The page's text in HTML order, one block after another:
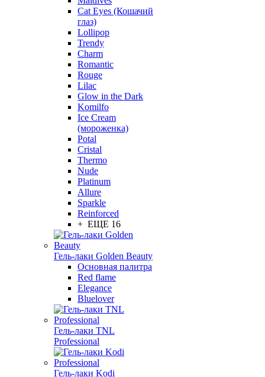
Cat Eyes (Кошачий
глаз)
Lollipop
Trendy
Charm
Romantic
Rouge
Lilac
Glow in the Dark
Komilfo
Ice Cream
(мороженка)
Potal
Cristal
Thermo
Nude
Platinum
Allure
Sparkle
Reinforced
+ ЕЩЕ 16
Гель-лаки Golden Beauty
Основная палитра
Red flame
Elegance
Bluelover
Гель-лаки TNL
Professional
Гель-лаки Kodi